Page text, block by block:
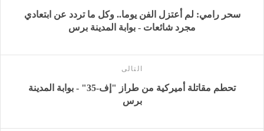
سحر رامي: لم أعتزل الفن يوما.. وكل ما تردد عن ابتعادي
مجرد شائعات - بوابة المدينة برس
التالى
تحطم مقاتلة أميركية من طراز "إف-35" - بوابة المدينة
برس